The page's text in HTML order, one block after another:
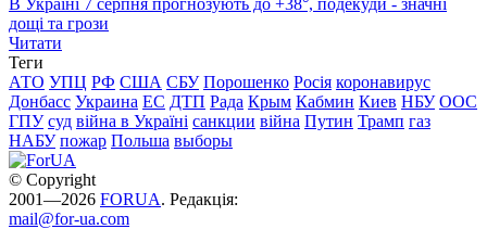
дощі та грози
Читати
Теги
АТО УПЦ РФ США СБУ Порошенко Росія коронавирус
Донбасс Украина ЕС ДТП Рада Крым Кабмин Киев НБУ ООС
ГПУ суд війна в Україні санкции війна Путин Трамп газ
НАБУ пожар Польша выборы
© Copyright
2001—2026 FORUA. Редакція:
mail@for-ua.com